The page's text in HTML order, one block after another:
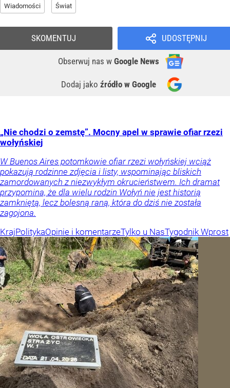
Wiadomości Świat
UDOSTĘPNIJ
Obserwuj nas w Google News
Dodaj jako źródło w Google
SKOMENTUJ
„Nie chodzi o zemstę”. Mocny apel w sprawie ofiar rzezi
wołyńskiej
W Buenos Aires potomkowie ofiar rzezi wołyńskiej wciąż
pokazują rodzinne zdjęcia i listy, wspominając bliskich
zamordowanych z niezwykłym okrucieństwem. Ich dramat
przypomina, że dla wielu rodzin Wołyń nie jest historią
zamkniętą, lecz bolesną raną, która do dziś nie została
zagojona.
KrajPolitykaOpinie i komentarzeTylko u NasTygodnik Wprost